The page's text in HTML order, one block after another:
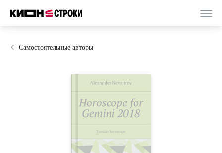
Самостоятельные авторы